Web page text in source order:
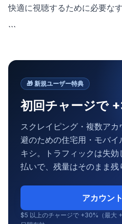
快適に視聴するために必要な
```
🎁 新規ユーザー特典
初回チャージで
スクレイピング・複数ア
避のための住宅用・モバイ
キシ。トラフィックは失
払いで、残量はそのまま残
アカウン
$5 以上のチャージで +30%（最大